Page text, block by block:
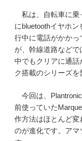
私は、自転車に乗
にbluetoothイヤホ
行中に電話がかか
が、幹線道路など
中でもクリアに通話
ク搭載のシリーズを
今回は、
前使っていた
作方法はほとんど
のが進化です。ア